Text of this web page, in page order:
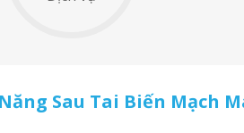
Sau Tai Biến Mạch